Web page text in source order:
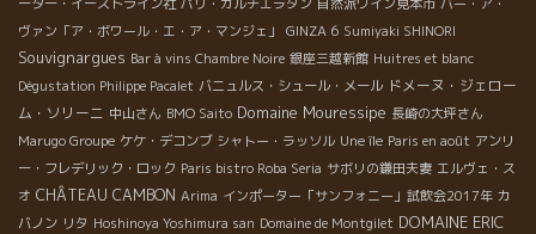
ヴァン「ア・ボワール・エ・ア・マンジェ」
GINZA 6 Sumiyaki SHINORI
Souvignargues Bar à vins Chambre Noire 銀座三越新館 Huitres et blanc
Dégustation Philippe Pacalet バニュルス・シュール・メール ドメーヌ・ジェロー
ム・ソリーニ 中山さん BMO Saito Domaine Mouressipe 長崎の大坪さん
Marugo Groupe ケケ・デコンブ シャトー・ラッソル Une île Paris en août アンリ
ー・フレデリック・ロック Paris bistro Roba Seria サボリの鎌田夫妻 エルヴェ・ス
オ CHÂTEAU CAMBON Arima インポーター「サンフォニー」試飲会2017年 カ
バノン リタ Hoshinoya Yoshimura san Domaine de Montgilet DOMAINE ERIC